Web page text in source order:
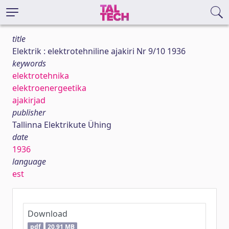
title
Elektrik : elektrotehniline ajakiri Nr 9/10 1936
keywords
elektrotehnika
elektroenergeetika
ajakirjad
publisher
Tallinna Elektrikute Ühing
date
1936
language
est
Download
pdf 20,91 MB